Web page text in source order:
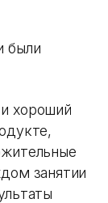
были
хороший
занятии